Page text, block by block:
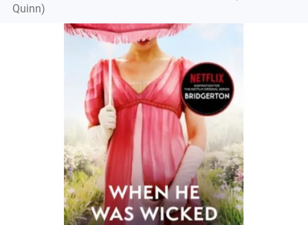
Quinn)